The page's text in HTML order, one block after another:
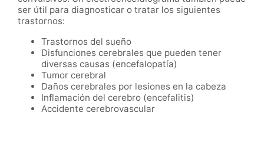
ser útil para diagnosticar o tratar los siguientes
trastornos:
Trastornos del sueño
Disfunciones cerebrales que pueden tener
diversas causas (encefalopatía)
Tumor cerebral
Daños cerebrales por lesiones en la cabeza
Inflamación del cerebro (encefalitis)
Accidente cerebrovascular